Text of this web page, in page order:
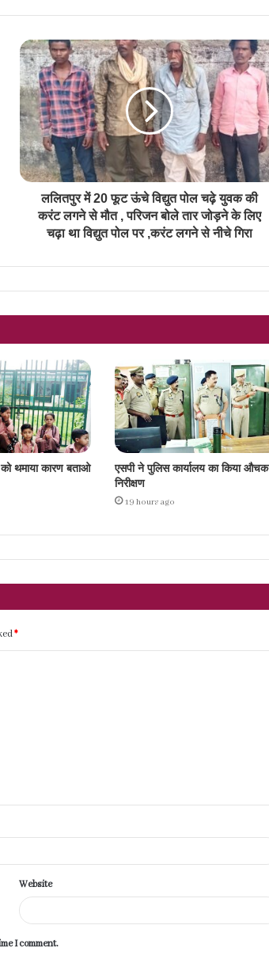
ललितपुर में 20 फूट ऊंचे विद्युत पोल चढ़े युवक की
करंट लगने से मौत , परिजन बोले तार जोड़ने के लिए
चढ़ा था विद्युत पोल पर ,करंट लगने से नीचे गिरा
थमाया कारण बताओ
एसपी ने पुलिस कार्यालय का किया औचक
निरीक्षण
19 hours ago
*
Website
I comment.